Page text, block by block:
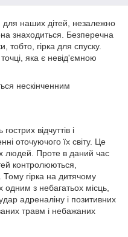
для наших дітей, незалежно
знаходиться. Безперечна
тобто, гірка для спуску.
яка є невід'ємною
нескінченним
відчуттів і
оточуючого їх світу. Це
людей. Проте в даний час
контролюються,
Тому гірка на дитячому
з небагатьох місць,
адреналіну і позитивних
травм і небажаних